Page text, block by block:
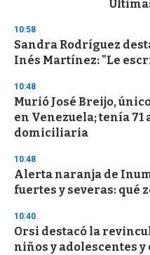
d
s
o
f
3
s
c
o
d
s
10:58
Sandra Rodríguez
Inés Martínez: "Le
10:48
Murió José Breijo,
en Venezuela; tenía
domiciliaria
10:48
Alerta naranja de
fuertes y severas: qué
10:40
Orsi destacó la
niños y adolescentes